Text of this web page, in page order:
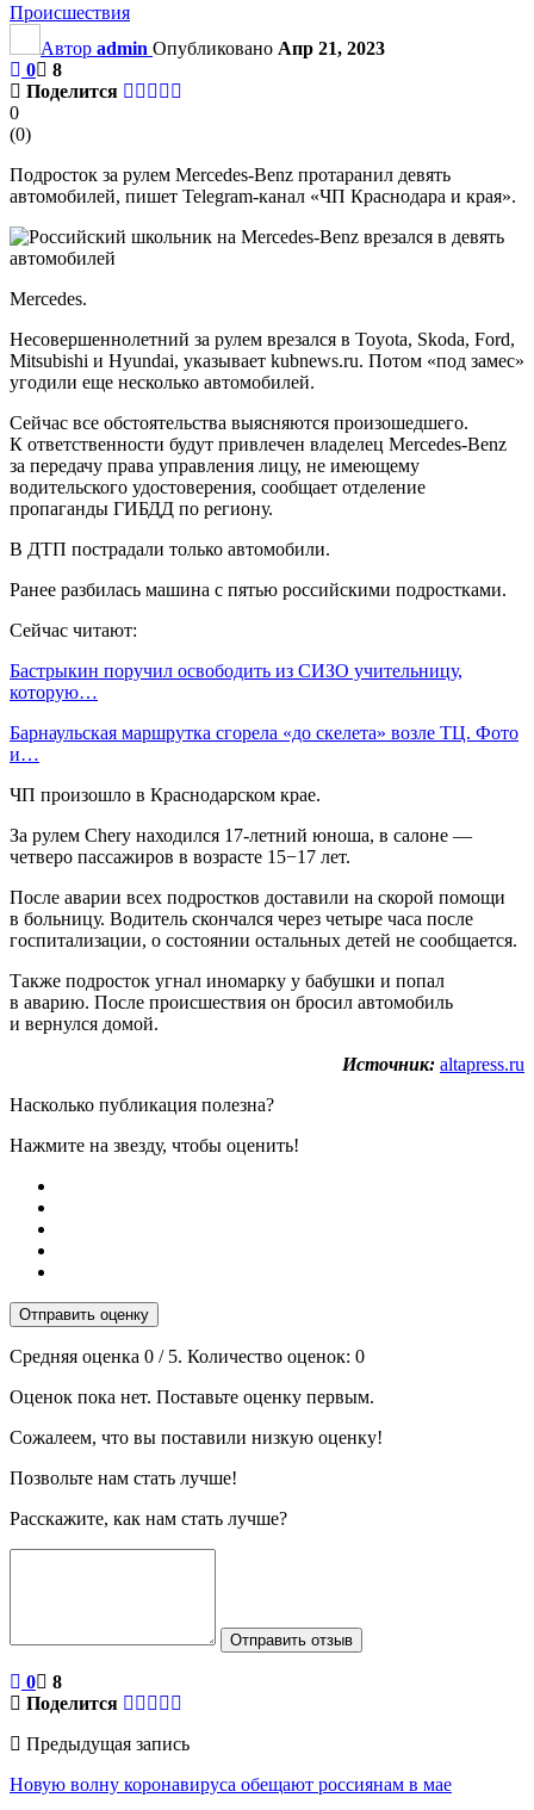
Происшествия
Автор admin Опубликовано Апр 21, 2023
0
8
Поделится
0
(0)
Подросток за рулем Mercedes-Benz протаранил девять
автомобилей, пишет Telegram-канал «ЧП Краснодара и края».
Mercedes.
Несовершеннолетний за рулем врезался в Toyota, Skoda, Ford,
Mitsubishi и Hyundai, указывает kubnews.ru. Потом «под замес»
угодили еще несколько автомобилей.
Сейчас все обстоятельства выясняются произошедшего.
К ответственности будут привлечен владелец Mercedes-Benz
за передачу права управления лицу, не имеющему
водительского удостоверения, сообщает отделение
пропаганды ГИБДД по региону.
В ДТП пострадали только автомобили.
Ранее разбилась машина с пятью российскими подростками.
Сейчас читают:
Бастрыкин поручил освободить из СИЗО учительницу,
которую…
Барнаульская маршрутка сгорела «до скелета» возле ТЦ. Фото
и…
ЧП произошло в Краснодарском крае.
За рулем Chery находился 17-летний юноша, в салоне —
четверо пассажиров в возрасте 15−17 лет.
После аварии всех подростков доставили на скорой помощи
в больницу. Водитель скончался через четыре часа после
госпитализации, о состоянии остальных детей не сообщается.
Также подросток угнал иномарку у бабушки и попал
в аварию. После происшествия он бросил автомобиль
и вернулся домой.
Источник: altapress.ru
Насколько публикация полезна?
Нажмите на звезду, чтобы оценить!
Отправить оценку
Средняя оценка 0 / 5. Количество оценок: 0
Оценок пока нет. Поставьте оценку первым.
Сожалеем, что вы поставили низкую оценку!
Позвольте нам стать лучше!
Расскажите, как нам стать лучше?
Отправить отзыв
0
8
Поделится
Предыдущая запись
Новую волну коронавируса обещают россиянам в мае